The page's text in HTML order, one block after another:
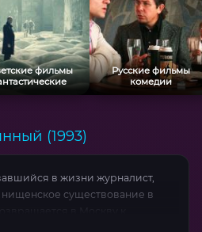
фильмы
Русские фильмы
комедии
(1993)
в жизни журналист,
существование в